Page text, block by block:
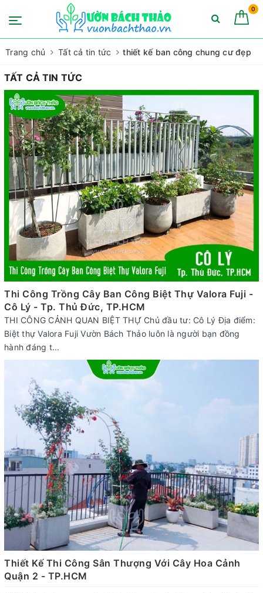
0
Trang chủ Tất cả tin tức thiết kế ban công chung cư đẹp
TẤT CẢ TIN TỨC
Thi Công Trồng Cây Ban Công Biệt Thự Valora Fuji -
Cô Lý - Tp. Thủ Đức, TP.HCM
THI CÔNG CẢNH QUAN BIỆT THỰ Chủ đầu tư: Cô Lý Địa điểm:
Biệt thự Valora Fuji Vườn Bách Thảo luôn là người bạn đồng
hành đáng t...
Thiết Kế Thi Công Sân Thượng Với Cây Hoa Cảnh
Quận 2 - TP.HCM